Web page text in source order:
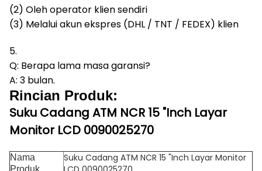
(2) Oleh operator klien sendiri
(3) Melalui akun ekspres (DHL / TNT / FEDEX) klien
5.
Q: Berapa lama masa garansi?
A: 3 bulan.
Rincian Produk:
Suku Cadang ATM NCR 15 "Inch Layar
Monitor LCD 0090025270
Nama
Produk
Suku Cadang ATM NCR 15 "Inch Layar Monitor